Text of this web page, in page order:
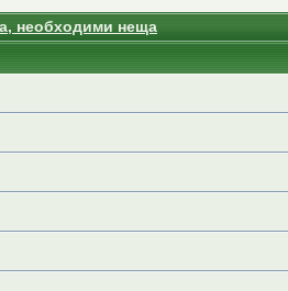
необходими неща